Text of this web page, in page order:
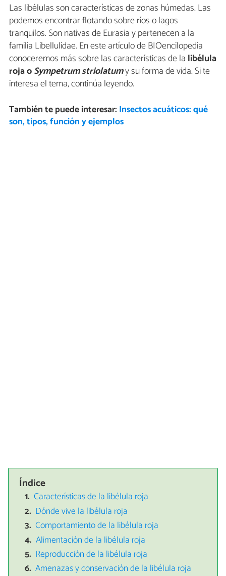
Las libélulas son características de zonas húmedas. Las
podemos encontrar flotando sobre ríos o lagos
tranquilos. Son nativas de Eurasia y pertenecen a la
familia Libellulidae. En este artículo de BIOencilopedia
conoceremos más sobre las características de la libélula
roja oSympetrum striolatumy su forma de vida. Si te
interesa el tema, continúa leyendo.
También te puede interesar: Insectos acuáticos: qué
son, tipos, función y ejemplos
Índice
Características de la libélula roja
Dónde vive la libélula roja
Comportamiento de la libélula roja
Alimentación de la libélula roja
Reproducción de la libélula roja
Amenazas y conservación de la libélula roja